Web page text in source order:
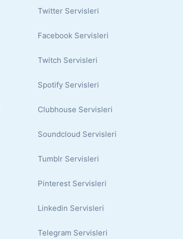
Twitter Servisleri
Facebook Servisleri
Twitch Servisleri
Spotify Servisleri
Clubhouse Servisleri
Soundcloud Servisleri
Tumblr Servisleri
Pinterest Servisleri
Linkedin Servisleri
Telegram Servisleri